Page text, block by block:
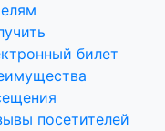
билет
посетителей